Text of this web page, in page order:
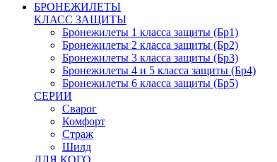
БРОНЕЖИЛЕТЫ
КЛАСС ЗАЩИТЫ
Бронежилеты 1 класса защиты (Бр1)
Бронежилеты 2 класса защиты (Бр2)
Бронежилеты 3 класса защиты (Бр3)
Бронежилеты 4 и 5 класса защиты (Бр4)
Бронежилеты 6 класса защиты (Бр5)
СЕРИИ
Сварог
Комфорт
Страж
Шилд
ДЛЯ КОГО